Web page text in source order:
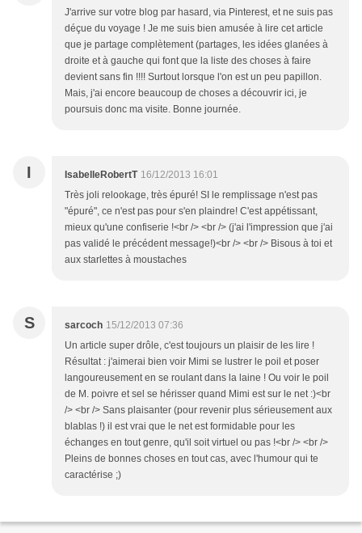
J'arrive sur votre blog par hasard, via Pinterest, et ne suis pas
déçue du voyage ! Je me suis bien amusée à lire cet article
que je partage complètement (partages, les idées glanées à
droite et à gauche qui font que la liste des choses à faire
devient sans fin !!!! Surtout lorsque l'on est un peu papillon.
Mais, j'ai encore beaucoup de choses a découvrir ici, je
poursuis donc ma visite. Bonne journée.
I IsabelleRobertT 16/12/2013 16:01
Très joli relookage, très épuré! SI le remplissage n'est pas
"épuré", ce n'est pas pour s'en plaindre! C'est appétissant,
mieux qu'une confiserie !<br /> <br /> (j'ai l'impression que j'ai
pas validé le précédent message!)<br /> <br /> Bisous à toi et
aux starlettes à moustaches
S sarcoch 15/12/2013 07:36
Un article super drôle, c'est toujours un plaisir de les lire !
Résultat : j'aimerai bien voir Mimi se lustrer le poil et poser
langoureusement en se roulant dans la laine ! Ou voir le poil
de M. poivre et sel se hérisser quand Mimi est sur le net :)<br
/> <br /> Sans plaisanter (pour revenir plus sérieusement aux
blablas !) il est vrai que le net est formidable pour les
échanges en tout genre, qu'il soit virtuel ou pas !<br /> <br />
Pleins de bonnes choses en tout cas, avec l'humour qui te
caractérise ;)